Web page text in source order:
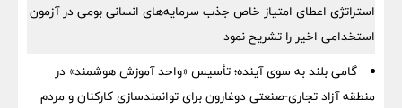
استراتژی اعطای امتیاز خاص جذب سرمایه‌های انسانی بومی در آزمون
استخدامی اخیر را تشریح نمود
گامی بلند به سوی آینده؛ تأسیس «واحد آموزش هوشمند» در
منطقه آزاد تجاری-صنعتی دوغارون برای توانمندسازی کارکنان و مردم